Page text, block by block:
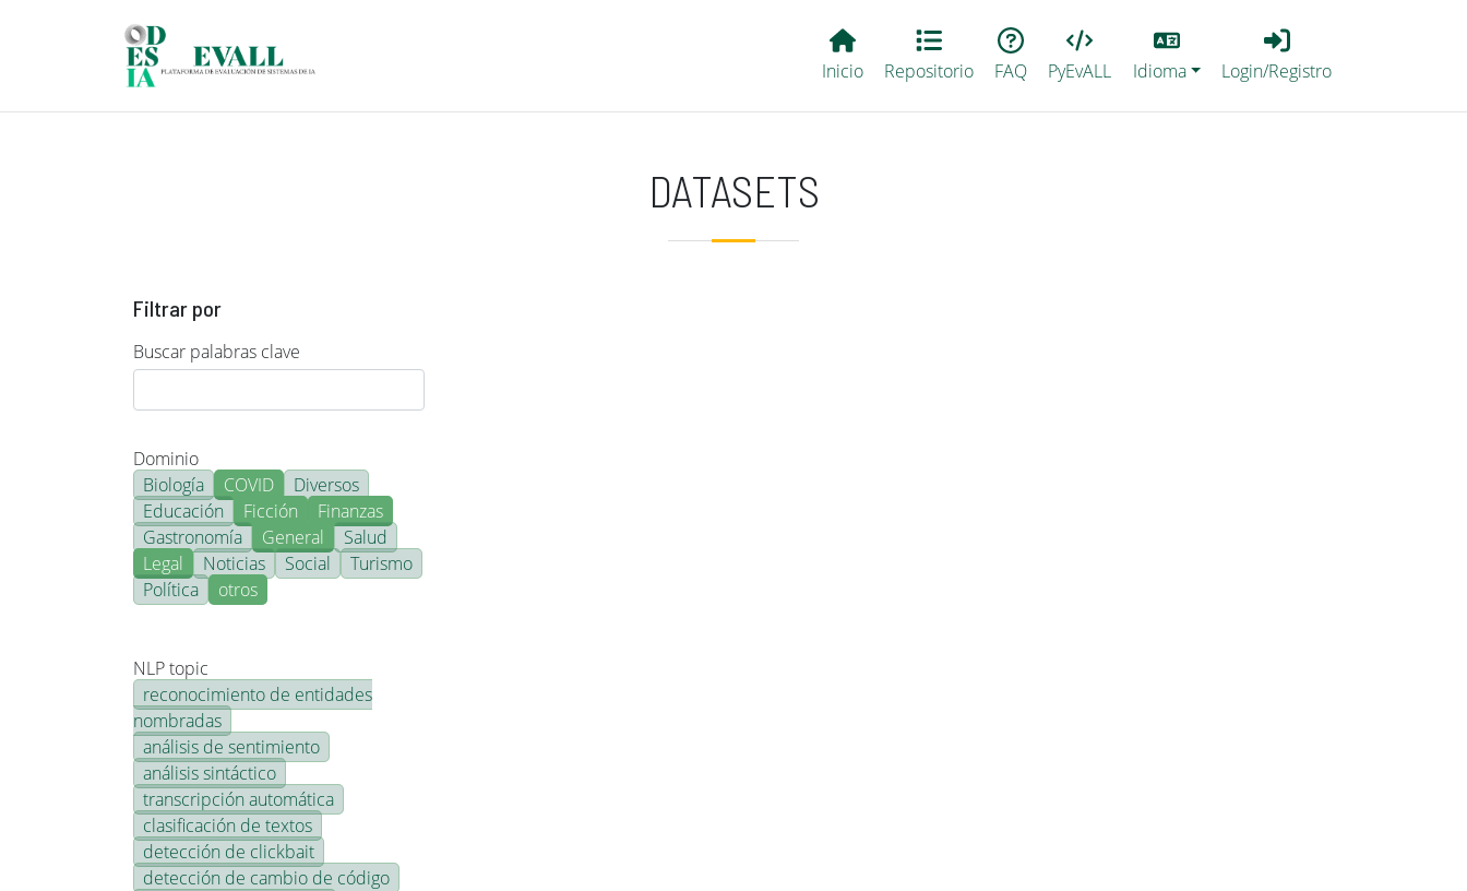
Main EvALL
Inicio Repositorio FAQ PyEvALL
Lang
Idioma
Login_Registro
Login/Registro
DATASETS
Filtrar por
Buscar palabras clave
Dominio
Biología
COVID
Diversos
Educación
Ficción
Finanzas
Gastronomía
General
Salud
Legal
Noticias Social
Turismo
Política
otros
NLP topic
reconocimiento de entidades
nombradas
análisis de sentimiento
análisis sintáctico
transcripción automática
clasificación de textos
detección de clickbait
detección de cambio de código